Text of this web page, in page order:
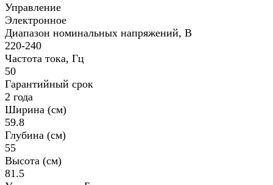
Управление
Электронное
Диапазон номинальных напряжений, В
220-240
Частота тока, Гц
50
Гарантийный срок
2 года
Ширина (см)
59.8
Глубина (см)
55
Высота (см)
81.5